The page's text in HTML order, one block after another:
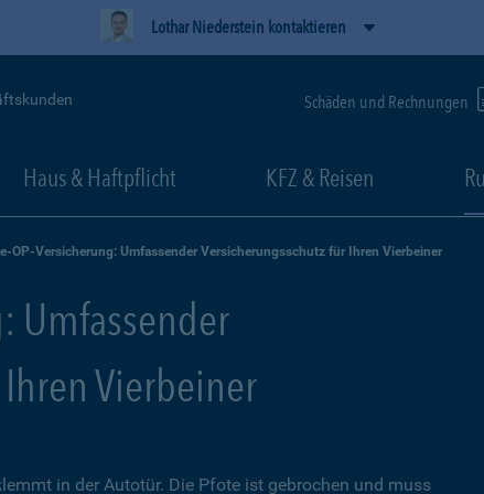
Lothar Niederstein kontaktieren
Schäden und Rechnungen
Haus & Haftpflicht KFZ & Reisen
OP-Versicherung: Umfassender Versicherungsschutz für Ihren Vierbeiner
Umfassender
Vierbeiner
in der Autotür. Die Pfote ist gebrochen und muss